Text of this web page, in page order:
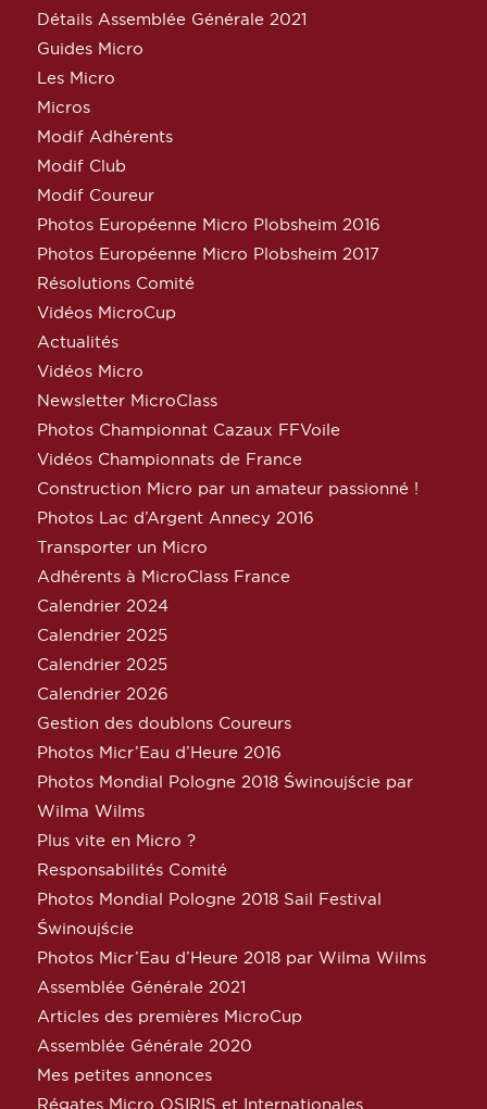
Détails Assemblée Générale 2021
Guides Micro
Les Micro
Micros
Modif Adhérents
Modif Club
Modif Coureur
Photos Européenne Micro Plobsheim 2016
Photos Européenne Micro Plobsheim 2017
Résolutions Comité
Vidéos MicroCup
Actualités
Vidéos Micro
Newsletter MicroClass
Photos Championnat Cazaux FFVoile
Vidéos Championnats de France
Construction Micro par un amateur passionné !
Photos Lac d’Argent Annecy 2016
Transporter un Micro
Adhérents à MicroClass France
Calendrier 2024
Calendrier 2025
Calendrier 2025
Calendrier 2026
Gestion des doublons Coureurs
Photos Micr’Eau d’Heure 2016
Photos Mondial Pologne 2018 Świnoujście par
Wilma Wilms
Plus vite en Micro ?
Responsabilités Comité
Photos Mondial Pologne 2018 Sail Festival
Świnoujście
Photos Micr’Eau d’Heure 2018 par Wilma Wilms
Assemblée Générale 2021
Articles des premières MicroCup
Assemblée Générale 2020
Mes petites annonces
Régates Micro OSIRIS et Internationales